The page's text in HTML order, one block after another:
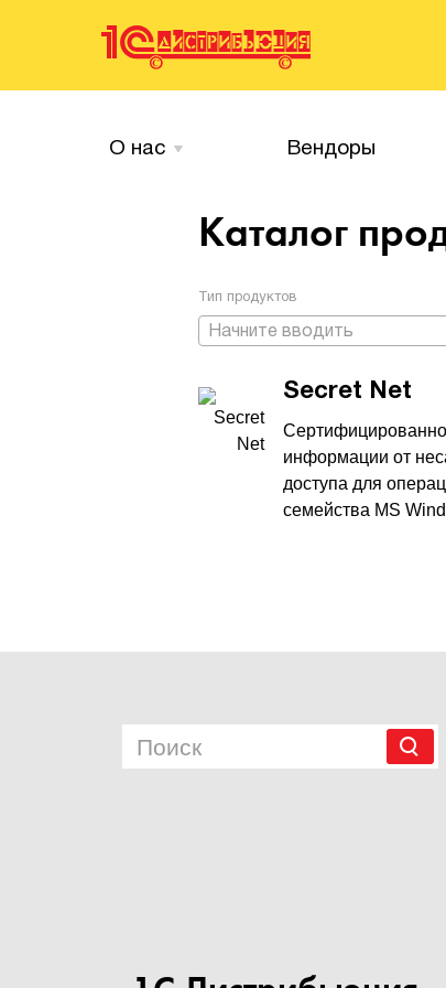
О нас Вендоры
Каталог
Тип продуктов
Начните вводить
Secret Net
информации от
доступа для
семейства MS